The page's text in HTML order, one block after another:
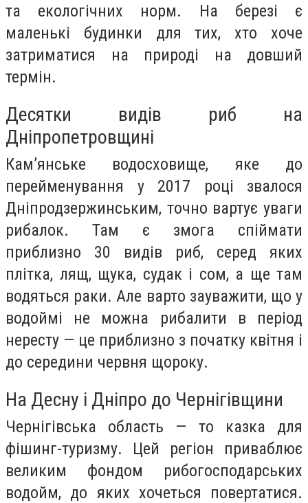
та екологічних норм. На березі є
маленькі будинки для тих, хто хоче
затриматися на природі на довший
термін.
Десятки видів риб на
Дніпропетровщині
Кам’янське водосховище, яке до
перейменування у 2017 році звалося
Дніпродзержинським, точно вартує уваги
рибалок. Там є змога спіймати
приблизно 30 видів риб, серед яких
плітка, лящ, щука, судак і сом, а ще там
водяться раки. Але варто зауважити, що у
водоймі не можна рибалити в період
нересту — це приблизно з початку квітня і
до середини червня щороку.
На Десну і Дніпро до Чернігівщини
Чернігівська область — то казка для
фішинг-туризму. Цей регіон приваблює
великим фондом рибогосподарських
водойм, до яких хочеться повертатися.